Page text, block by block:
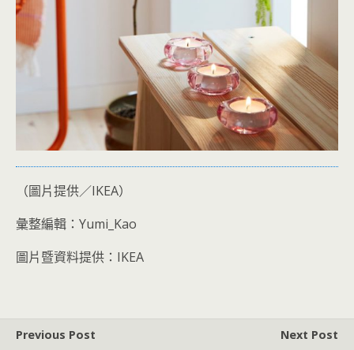
（圖片提供／IKEA）
彙整編輯：Yumi_Kao
圖片暨資料提供：IKEA
Previous Post
Next Post